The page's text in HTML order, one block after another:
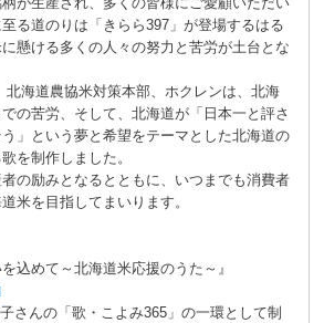
る道のりは「きらら397」が登場するはる
懸ける多くの人々の努力と苦労が土台とな
海道農協米対策本部、ホクレンは、北海
の苦労、そして、北海道が「日本一と評さ
」という夢と希望をテーマとした北海道の
を制作しました。
の励みとなるとともに、いつまでも消費者
米を目指してまいります。
込めて～北海道米応援のうた～』
さんの「歌・こよみ365」の一環として制